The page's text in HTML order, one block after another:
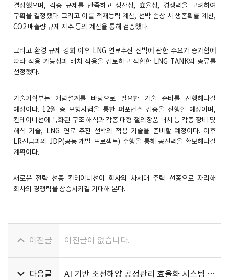
결정했으며, 각종 규제를 만족하고 생산성, 효율성, 경쟁력을 고려하여
구획을 결정했다. 그리고 이를 적재능력 계산, 선박 손상 시 생존확률 계산,
CO2 배출량 규제 지수 등의 계산을 통해 검증했다.
그리고 환경 규제 강화 이후 LNG 연료추진 선박에 관한 수요가 증가함에
따라 적용 가능성과 배치 적용을 검토하고 적합한 LNG TANK의 종류를
선정했다.
기술기획부는 개념설계를 바탕으로 필요한 기술 준비를 진행해나갈
예정이다. 12월 중 모형시험을 통한 퍼포먼스 검증을 진행할 예정이며,
컨테이너선에 특화된 구조 해석과 각종 대형 철의장품 배치 등 각종 장비 및
해석 기술, LNG 연료 추진 선박의 적용 기술을 준비할 예정이다. 이후
LR선급과의 JDP(공동 개발 프로젝트) 수행을 통해 공신력을 확보해나갈
계획이다.
새로운 전략 선종 컨테이너선이 회사의 차세대 주력 선종으로 자리해
회사의 경쟁력을 상승시키길 기대해 본다.
이전글 이전글이 없습니다.
다음글 AI 기반 조선해양 공정관리 효율화 시스템 개발 MOU 체결